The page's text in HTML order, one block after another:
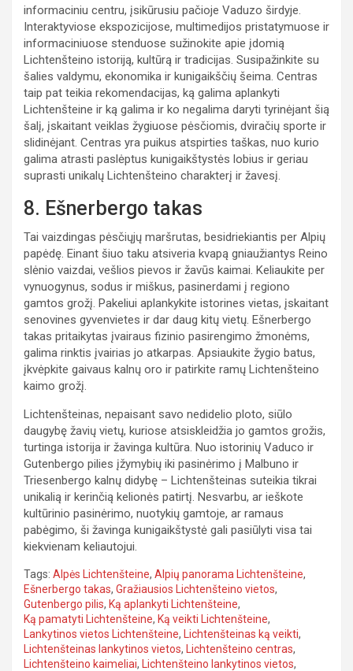
informaciniu centru, įsikūrusiu pačioje Vaduzo širdyje.
Interaktyviose ekspozicijose, multimedijos pristatymuose ir
informaciniuose stenduose sužinokite apie įdomią
Lichtenšteino istoriją, kultūrą ir tradicijas. Susipažinkite su
šalies valdymu, ekonomika ir kunigaikščių šeima. Centras
taip pat teikia rekomendacijas, ką galima aplankyti
Lichtenšteine ir ką galima ir ko negalima daryti tyrinėjant šią
šalį, įskaitant veiklas žygiuose pėsčiomis, dviračių sporte ir
slidinėjant. Centras yra puikus atspirties taškas, nuo kurio
galima atrasti paslėptus kunigaikštystės lobius ir geriau
suprasti unikalų Lichtenšteino charakterį ir žavesį.
8. Ešnerbergo takas
Tai vaizdingas pėsčiųjų maršrutas, besidriekiantis per Alpių
papėdę. Einant šiuo taku atsiveria kvapą gniaužiantys Reino
slėnio vaizdai, vešlios pievos ir žavūs kaimai. Keliaukite per
vynuogynus, sodus ir miškus, pasinerdami į regiono
gamtos grožį. Pakeliui aplankykite istorines vietas, įskaitant
senovines gyvenvietes ir dar daug kitų vietų. Ešnerbergo
takas pritaikytas įvairaus fizinio pasirengimo žmonėms,
galima rinktis įvairias jo atkarpas. Apsiaukite žygio batus,
įkvėpkite gaivaus kalnų oro ir patirkite ramų Lichtenšteino
kaimo grožį.
Lichtenšteinas, nepaisant savo nedidelio ploto, siūlo
daugybę žavių vietų, kuriose atsiskleidžia jo gamtos grožis,
turtinga istorija ir žavinga kultūra. Nuo istorinių Vaduco ir
Gutenbergo pilies įžymybių iki pasinėrimo į Malbuno ir
Triesenbergo kalnų didybę – Lichtenšteinas suteikia tikrai
unikalią ir kerinčią kelionės patirtį. Nesvarbu, ar ieškote
kultūrinio pasinėrimo, nuotykių gamtoje, ar ramaus
pabėgimo, ši žavinga kunigaikštystė gali pasiūlyti visa tai
kiekvienam keliautojui.
Tags: Alpės Lichtenšteine, Alpių panorama Lichtenšteine,
Ešnerbergo takas, Gražiausios Lichtenšteino vietos,
Gutenbergo pilis, Ką aplankyti Lichtenšteine,
Ką pamatyti Lichtenšteine, Ką veikti Lichtenšteine,
Lankytinos vietos Lichtenšteine, Lichtenšteinas ką veikti,
Lichtenšteinas lankytinos vietos, Lichtenšteino centras,
Lichtenšteino kaimeliai, Lichtenšteino lankytinos vietos,